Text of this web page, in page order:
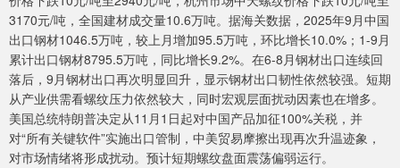
3170元/吨，全国建材成交量10.6万吨。据海关数据，2025年9月中国
出口钢材1046.5万吨，较上月增加95.5万吨，环比增长10.0%；1-9月
累计出口钢材8795.5万吨，同比增长9.2%。在6-8月钢材出口连续回
落后，9月钢材出口再次明显回升，显示钢材出口韧性依然较强。短期
从产业供需看螺纹压力依然较大，同时宏观层面扰动因素也在增多。
美国总统特朗普决定从11月1日起对中国产品加征100%关税，并
对“所有关键软件”实施出口管制，中美贸易摩擦出现再次升温迹象，
对市场情绪将形成扰动。预计短期螺纹盘面震荡偏弱运行。